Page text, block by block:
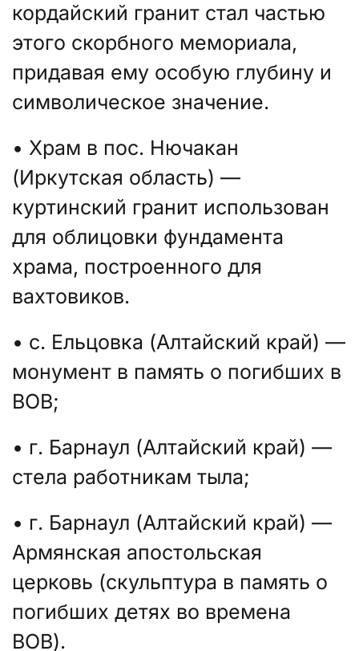
кордайский гранит стал частью
этого скорбного мемориала,
придавая ему особую глубину и
символическое значение.
• Храм в пос. Нючакан
(Иркутская область) —
куртинский гранит использован
для облицовки фундамента
храма, построенного для
вахтовиков.
• с. Ельцовка (Алтайский край) —
монумент в память о погибших в
ВОВ;
• г. Барнаул (Алтайский край) —
стела работникам тыла;
• г. Барнаул (Алтайский край) —
Армянская апостольская
церковь (скульптура в память о
погибших детях во времена
ВОВ).